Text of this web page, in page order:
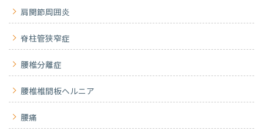
肩関節周囲炎
脊柱管狭窄症
腰椎分離症
腰椎椎間板ヘルニア
腰痛